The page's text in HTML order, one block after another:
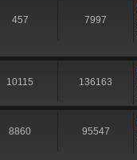
457 7997
10115 136163
8860 95547